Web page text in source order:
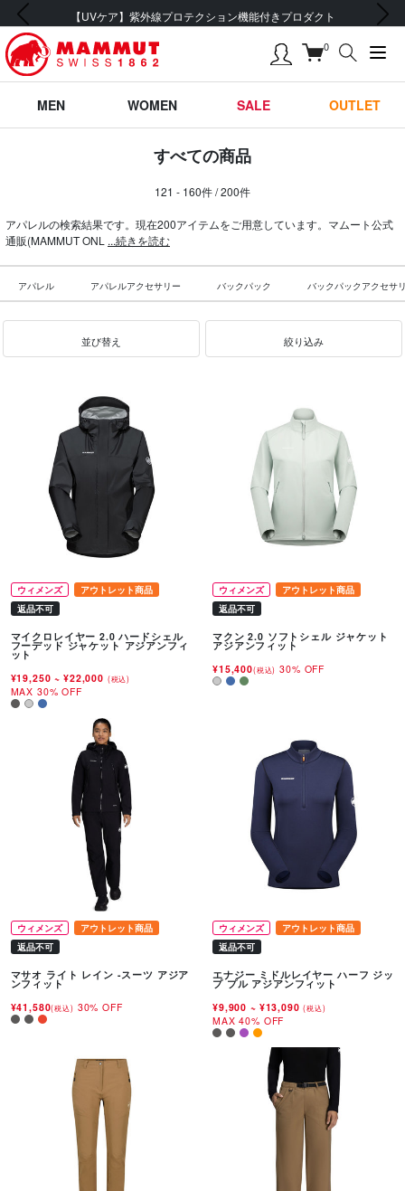
会員登録で【5,500円 (税込) 以上 送料無料】
前の画像 次の画像
0
MEN WOMEN SALE OUTLET
すべての商品
121 - 160件 / 200件
アパレルの検索結果です。現在200アイテムをご用意しています。マムート公式
通販(MAMMUT ONL ...続きを読む
アパレル アパレルアクセサリー バックパック バックパックアクセサ
並び替え 絞り込み
ウィメンズ
アウトレット商品
返品不可
マイクロレイヤー 2.0 ハードシェル
フーデッド ジャケット アジアンフィ
ット
¥19,250~ ¥22,000 (税込)
MAX 30% OFF
ウィメンズ
アウトレット商品
返品不可
マクン 2.0 ソフトシェル ジャケット
アジアンフィット
¥15,400(税込) 30% OFF
ウィメンズ
アウトレット商品
返品不可
マサオ ライト レイン -スーツ アジア
ンフィット
¥41,580(税込) 30% OFF
ウィメンズ
アウトレット商品
返品不可
エナジー ミドルレイヤー ハーフ ジッ
プ プル アジアンフィット
¥9,900 ~ ¥13,090(税込)
MAX 40% OFF